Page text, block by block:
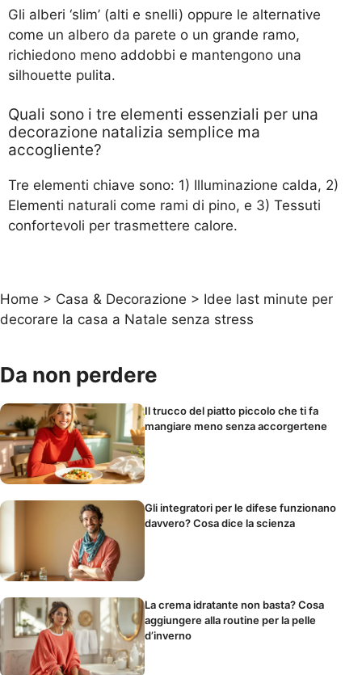
Gli alberi ‘slim’ (alti e snelli) oppure le alternative
come un albero da parete o un grande ramo,
richiedono meno addobbi e mantengono una
silhouette pulita.
Quali sono i tre elementi essenziali per una
decorazione natalizia semplice ma
accogliente?
Tre elementi chiave sono: 1) Illuminazione calda, 2)
Elementi naturali come rami di pino, e 3) Tessuti
confortevoli per trasmettere calore.
Home > Casa & Decorazione > Idee last minute per
decorare la casa a Natale senza stress
Da non perdere
Il trucco del piatto piccolo che ti fa
mangiare meno senza accorgertene
Gli integratori per le difese funzionano
davvero? Cosa dice la scienza
La crema idratante non basta? Cosa
aggiungere alla routine per la pelle
d’inverno